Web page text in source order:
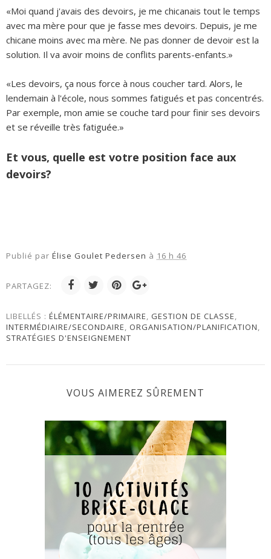
«Moi quand j'avais des devoirs, je me chicanais tout le temps
avec ma mère pour que je fasse mes devoirs. Depuis, je me
chicane moins avec ma mère. Ne pas donner de devoir est la
solution. Il va avoir moins de conflits parents-enfants.»
«Les devoirs, ça nous force à nous coucher tard. Alors, le
lendemain à l'école, nous sommes fatigués et pas concentrés.
Par exemple, mon amie se couche tard pour finir ses devoirs
et se réveille très fatiguée.»
Et vous, quelle est votre position face aux
devoirs?
Publié par Élise Goulet Pedersen à 16 h 46
PARTAGEZ:
LIBELLÉS : ÉLÉMENTAIRE/PRIMAIRE, GESTION DE CLASSE,
INTERMÉDIAIRE/SECONDAIRE, ORGANISATION/PLANIFICATION,
STRATÉGIES D'ENSEIGNEMENT
VOUS AIMEREZ SÛREMENT